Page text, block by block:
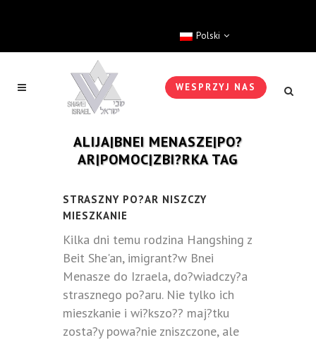
Polski
WESPRZYJ NAS
ALIJA|BNEI MENASZE|PO?
AR|POMOC|ZBI?RKA TAG
STRASZNY PO?AR NISZCZY
MIESZKANIE
Kilka dni temu rodzina Hangshing z
Beit She'an, imigrant?w Bnei
Menasze do Izraela, do?wiadczy?a
strasznego po?aru. Nie tylko ich
mieszkanie i wi?kszo?? maj?tku
zosta?y powa?nie zniszczone, ale